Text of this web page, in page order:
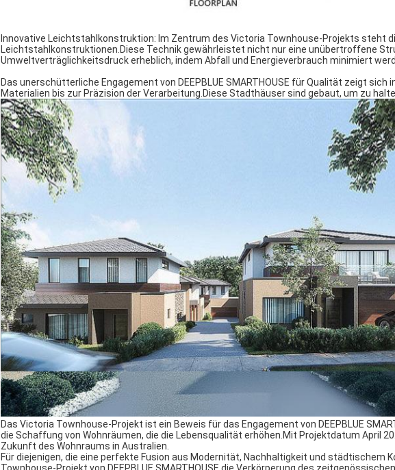
Innovative Leichtstahlkonstruktion: Im Zentrum des Victoria Townhouse-Projekts steht
Leichtstahlkonstruktionen.Diese Technik gewährleistet nicht nur eine unübertroffene
Umweltverträglichkeitsdruck erheblich, indem Abfall und Energieverbrauch minimiert
Das unerschütterliche Engagement von DEEPBLUE SMARTHOUSE für Qualität zeigt sich
Materialien bis zur Präzision der Verarbeitung.Diese Stadthäuser sind gebaut, um zu
Das Victoria Townhouse-Projekt ist ein Beweis für das Engagement von DEEPBLUE
die Schaffung von Wohnräumen, die die Lebensqualität erhöhen.Mit Projektdatum April
Zukunft des Wohnraums in Australien.
Für diejenigen, die eine perfekte Fusion aus Modernität, Nachhaltigkeit und städtischem